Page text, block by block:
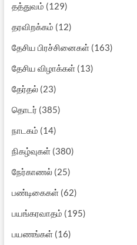
தத்துவம் (129)
தரவிறக்கம் (12)
தேசிய பிரச்சினைகள்(163)
தேசிய விழாக்கள்(13)
தேர்தல்(23)
தொடர் (385)
நாடகம் (14)
நிகழ்வுகள்(380)
நேர்காணல்(25)
பண்டிகைகள்(62)
பயங்கரவாதம் (195)
பயணங்கள்(16)